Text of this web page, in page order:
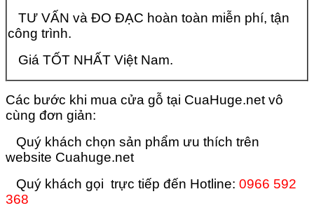
TƯ VẤN và ĐO ĐẠC hoàn toàn miễn phí, tận
công trình.
Giá TỐT NHẤT Việt Nam.
Các bước khi mua cửa gỗ tại CuaHuge.net vô
cùng đơn giản:
Quý khách chọn sản phẩm ưu thích trên
website Cuahuge.net
Quý khách gọi trực tiếp đến Hotline: 0966 592
368